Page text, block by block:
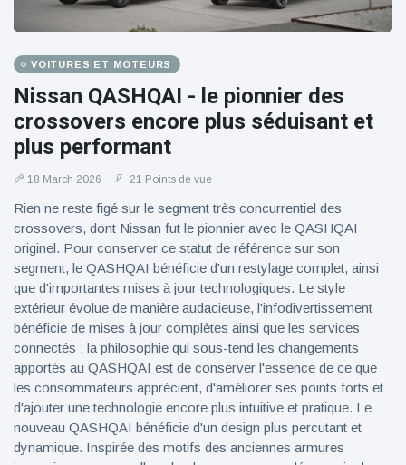
VOITURES ET MOTEURS
Nissan QASHQAI - le pionnier des
crossovers encore plus séduisant et
plus performant
18 March 2026 21 Points de vue
Rien ne reste figé sur le segment très concurrentiel des
crossovers, dont Nissan fut le pionnier avec le QASHQAI
originel. Pour conserver ce statut de référence sur son
segment, le QASHQAI bénéficie d'un restylage complet, ainsi
que d'importantes mises à jour technologiques. Le style
extérieur évolue de manière audacieuse, l'infodivertissement
bénéficie de mises à jour complètes ainsi que les services
connectés ; la philosophie qui sous-tend les changements
apportés au QASHQAI est de conserver l'essence de ce que
les consommateurs apprécient, d'améliorer ses points forts et
d'ajouter une technologie encore plus intuitive et pratique. Le
nouveau QASHQAI bénéficie d'un design plus percutant et
dynamique. Inspirée des motifs des anciennes armures